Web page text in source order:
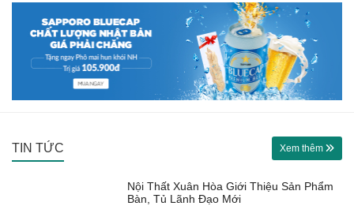
TIN TỨC Xem thêm
Nội Thất Xuân Hòa Giới Thiệu Sản Phẩm
Bàn, Tủ Lãnh Đạo Mới